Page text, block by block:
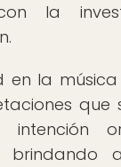
la
en la
que
brindando